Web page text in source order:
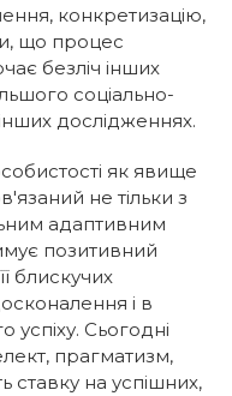
конкретизацію,
що процес
безліч інших
соціально-
дослідженнях.
як явище
не тільки з
адаптивним
позитивний
блискучих
і в
успіху. Сьогодні
прагматизм,
ставку на успішних,